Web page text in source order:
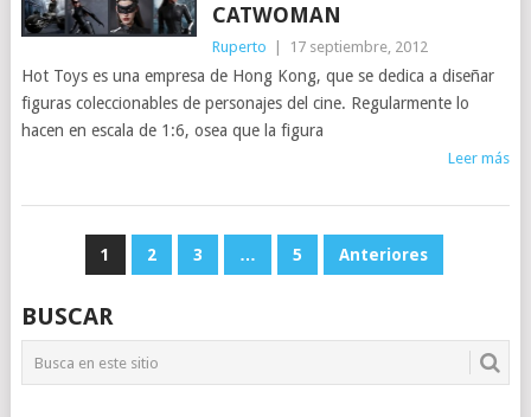
CATWOMAN
Ruperto 17 septiembre, 2012
Hot Toys es una empresa de Hong Kong, que se dedica a diseñar
figuras coleccionables de personajes del cine. Regularmente lo
hacen en escala de 1:6, osea que la figura
Leer más
NAVEGACIÓN
ENTRADAS
1 2 3 … 5 Anteriores
BUSCAR